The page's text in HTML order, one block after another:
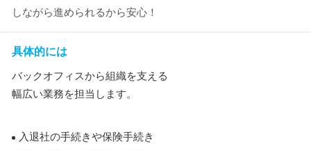
しながら進められるから安心！
具体的には
バックオフィスから組織を支える
幅広い業務を担当します。
入退社の手続きや保険手続き